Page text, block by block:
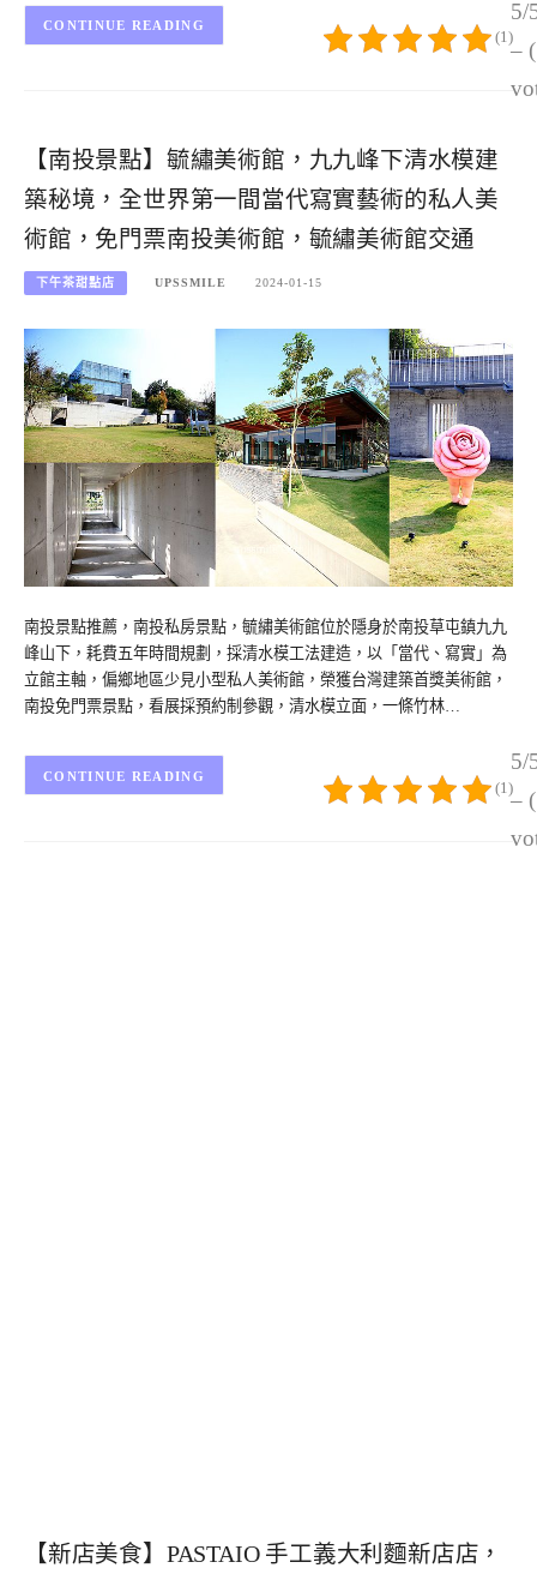
5/
–
(1)
CONTINUE READING
【南投景點】毓繡美術館，九九峰下清水模建
築秘境，全世界第一間當代寫實藝術的私人美
術館，免門票南投美術館，毓繡美術館交通
下午茶甜點店 UPSSMILE 2024-01-15
南投景點推薦，南投私房景點，毓繡美術館位於隱身於南投草屯鎮九九
峰山下，耗費五年時間規劃，採清水模工法建造，以「當代、寫實」為
立館主軸，偏鄉地區少見小型私人美術館，榮獲台灣建築首獎美術館，
南投免門票景點，看展採預約制參觀，清水模立面，一條竹林…
5/
–
(1)
CONTINUE READING
【新店美食】PASTAIO 手工義大利麵新店店，